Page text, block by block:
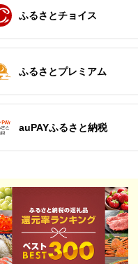
市
ウス
山梨県 北杜市
施設利用券15,000
15,000円分 チケット
八ヶ岳 北杜市 宿泊 体
50,000
ふるさとチョイス
ふるさとプレミアム
auPAYふるさと納税